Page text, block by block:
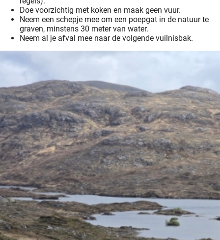
Doe voorzichtig met koken en maak geen vuur.
Neem een schepje mee om een poepgat in de natuur te
graven, minstens 30 meter van water.
Neem al je afval mee naar de volgende vuilnisbak.